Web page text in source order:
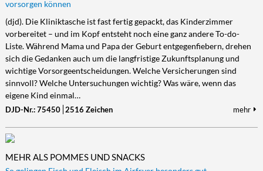
vorsorgen können
(djd). Die Kliniktasche ist fast fertig gepackt, das Kinderzimmer
vorbereitet – und im Kopf entsteht noch eine ganz andere To-do-
Liste. Während Mama und Papa der Geburt entgegenfiebern, drehen
sich die Gedanken auch um die langfristige Zukunftsplanung und
wichtige Vorsorgeentscheidungen. Welche Versicherungen sind
sinnvoll? Welche Untersuchungen wichtig? Was wäre, wenn das
eigene Kind einmal…
DJD-Nr.: 75450 2516 Zeichen mehr
MEHR ALS POMMES UND SNACKS